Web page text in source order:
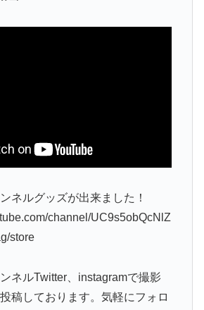
ネルグッズが出来ました！
channel/UC9s5obQcNlZ
store
ネルTwitter、instagramで撮影
稿しております。気軽にフォロ